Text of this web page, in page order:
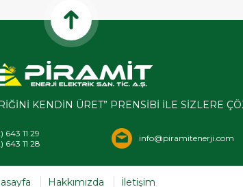
KENDİN ÜRET” PRENSİBİ İLE SİZLERE
643 11 29
643 11 28
info@piramitenerji.com
Hakkımızda İletişim